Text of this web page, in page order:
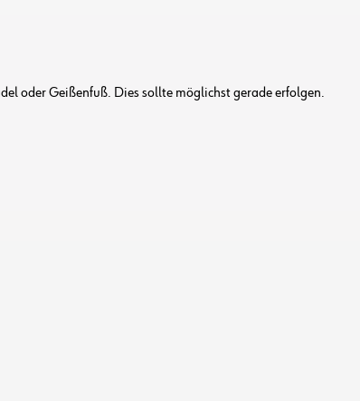
oder Geißenfuß. Dies sollte möglichst gerade erfolgen.